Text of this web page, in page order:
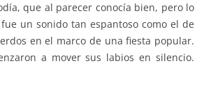
que al parecer conocía bien, pero lo
un sonido tan espantoso como el de
en el marco de una fiesta popular.
a mover sus labios en silencio.